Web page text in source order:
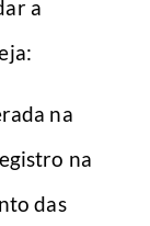
a
na
na
das